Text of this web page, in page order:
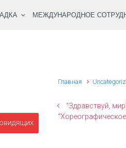
МЕЖДУНАРОДНОЕ
Главная
“Здравствуй,